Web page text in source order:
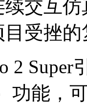
交互
受挫
2
功能